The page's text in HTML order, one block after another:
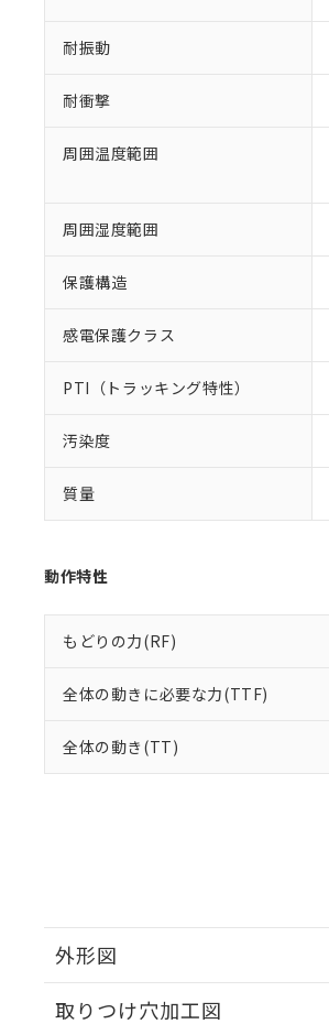
耐振動
耐衝撃
周囲温度範囲
周囲湿度範囲
保護構造
感電保護クラス
PTI（トラッキング特性）
汚染度
質量
動作特性
もどりの力(RF)
全体の動きに必要な力(TTF)
全体の動き(TT)
外形図
取りつけ穴加工図